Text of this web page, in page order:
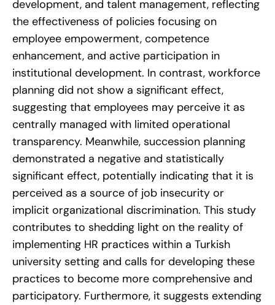
development, and talent management, reflecting
the effectiveness of policies focusing on
employee empowerment, competence
enhancement, and active participation in
institutional development. In contrast, workforce
planning did not show a significant effect,
suggesting that employees may perceive it as
centrally managed with limited operational
transparency. Meanwhile, succession planning
demonstrated a negative and statistically
significant effect, potentially indicating that it is
perceived as a source of job insecurity or
implicit organizational discrimination. This study
contributes to shedding light on the reality of
implementing HR practices within a Turkish
university setting and calls for developing these
practices to become more comprehensive and
participatory. Furthermore, it suggests extending